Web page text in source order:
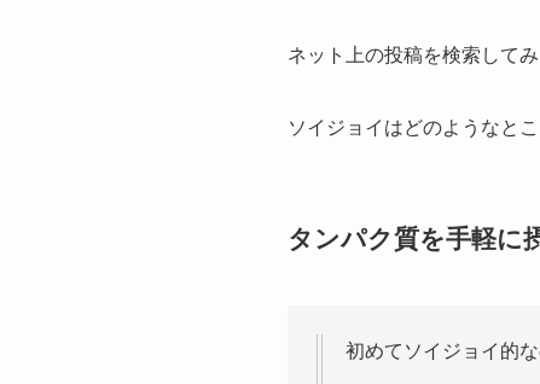
ネット上の投稿を検索してみ
ソイジョイはどのようなと
タンパク質を手軽に
初めてソイジョイ的